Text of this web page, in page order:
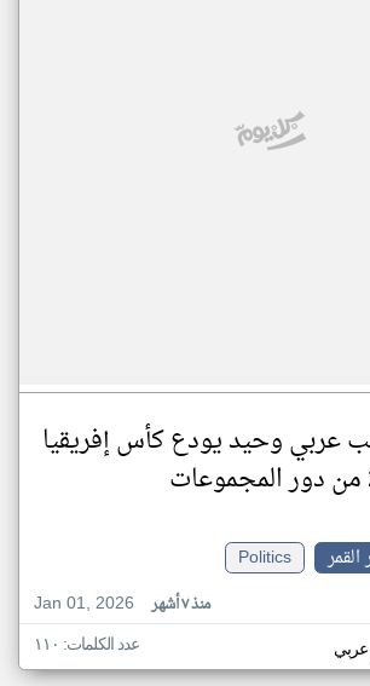
عربي وحيد يودع كأس إفريقيا
Politics
Jan 01, 2026
منذ ٧ أشهر
عربي عدد الكلمات: ١١٠